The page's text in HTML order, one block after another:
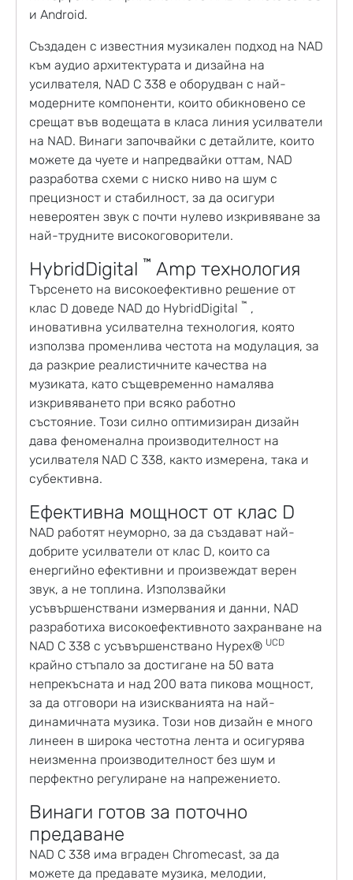
и Android.
Създаден с известния музикален подход на NAD
към аудио архитектурата и дизайна на
усилвателя, NAD C 338 е оборудван с най-
модерните компоненти, които обикновено се
срещат във водещата в класа линия усилватели
на NAD. Винаги започвайки с детайлите, които
можете да чуете и напредвайки оттам, NAD
разработва схеми с ниско ниво на шум с
прецизност и стабилност, за да осигури
невероятен звук с почти нулево изкривяване за
най-трудните високоговорители.
HybridDigital ™ Amp технология
Търсенето на високоефективно решение от
клас D доведе NAD до HybridDigital ™ ,
иновативна усилвателна технология, която
използва променлива честота на модулация, за
да разкрие реалистичните качества на
музиката, като същевременно намалява
изкривяването при всяко работно
състояние. Този силно оптимизиран дизайн
дава феноменална производителност на
усилвателя NAD C 338, както измерена, така и
субективна.
Ефективна мощност от клас D
NAD работят неуморно, за да създават най-
добрите усилватели от клас D, които са
енергийно ефективни и произвеждат верен
звук, а не топлина. Използвайки
усъвършенствани измервания и данни, NAD
разработиха високоефективното захранване на
NAD C 338 с усъвършенствано Hypex® UCD
крайно стъпало за достигане на 50 вата
непрекъсната и над 200 вата пикова мощност,
за да отговори на изискванията на най-
динамичната музика. Този нов дизайн е много
линеен в широка честотна лента и осигурява
неизменна производителност без шум и
перфектно регулиране на напрежението.
Винаги готов за поточно
предаване
NAD C 338 има вграден Chromecast, за да
можете да предавате музика, мелодии,